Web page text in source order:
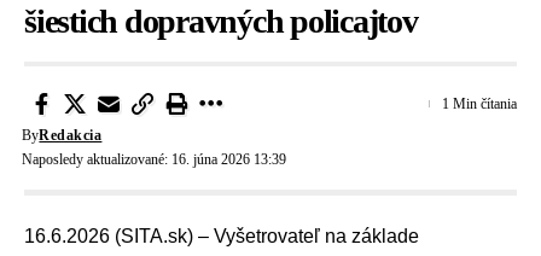
šiestich dopravných policajtov
Naposledy aktualizované: 16. júna 2026 13:39
ByRedakcia
1 Min čítania
16.6.2026 (SITA.sk) – Vyšetrovateľ na základe